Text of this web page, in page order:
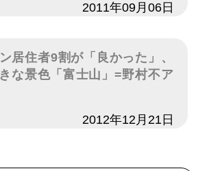
2011年09月06日
居住者9割が「良かった」、
な景色「富士山」=野村不ア
2012年12月21日